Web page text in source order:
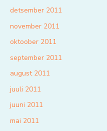
detsember 2011
november 2011
oktoober 2011
september 2011
august 2011
juuli 2011
juuni 2011
mai 2011